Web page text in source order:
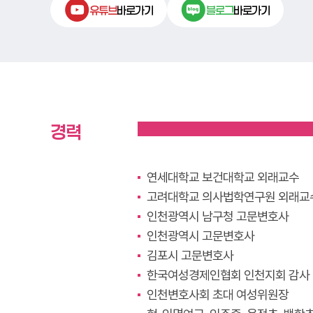
유튜브바로가기 블로그바로가기
경력
연세대학교 보건대학교 외래교수
고려대학교 의사법학연구원 외래교
인천광역시 남구청 고문변호사
인천광역시 고문변호사
김포시 고문변호사
한국여성경제인협회 인천지회 감사
인천변호사회 초대 여성위원장